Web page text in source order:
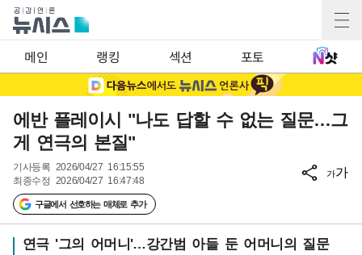
메인 랭킹 섹션 포토
에반 플레이시 "나도 답할 수 없는 질문…그
게 연극의 본질"
기사등록 2026/04/27 16:15:55
최종수정 2026/04/27 16:47:48
구글에서 선호하는 매체로 추가
가가
연극 '그의 어머니'…강간범 아들 둔 어머니의 질문